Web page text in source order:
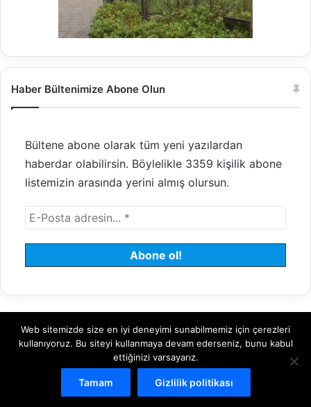
Haber Bültenimize Abone Olun
Bültene abone olarak tüm yeni yazılardan
haberdar olabilirsin. Böylelikle 3359 kişilik abone
listemizin arasında yerini almış olursun.
© 2008 - 2026 Tayfundeğer.com - Tüm hakları saklıdır.
Bulut Sunucu Sanal (VDS) Sunucu
Yönetilen Sunucu
Kiralık Sunucu
Halka Arz Danışmanlık Borsa
Web sitemizde size en iyi deneyimi sunabilmemiz için çerezleri
kullanıyoruz. Bu siteyi kullanmaya devam ederseniz, bunu kabul
ettiğinizi varsayarız.
Tamam Gizlilik politikası